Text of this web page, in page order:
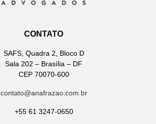
CONTATO
SAFS, Quadra 2, Bloco D
Sala 202 – Brasília – DF
CEP 70070-600
contato@anafrazao.com.br
+55 61 3247-0650